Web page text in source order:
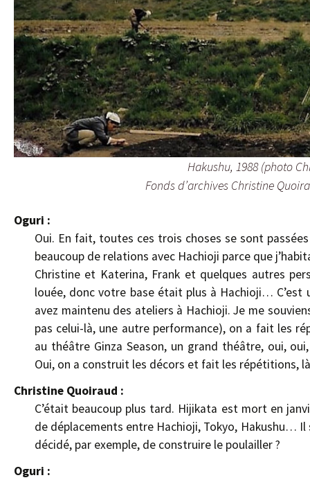
Hakushu, 1988 (photo
Fonds d’archives Christine
Oguri :
Oui. En fait, toutes ces trois choses se sont
beaucoup de relations avec Hachioji parce que
Christine et Katerina, Frank et quelques autres
louée, donc votre base était plus à Hachioji…
avez maintenu des ateliers à Hachioji. Je me
pas celui-là, une autre performance), on a fait les
au théâtre Ginza Season, un grand théâtre, oui,
Oui, on a construit les décors et fait les répétitions,
Christine Quoiraud :
C’était beaucoup plus tard. Hijikata est mort en
de déplacements entre Hachioji, Tokyo, Hakushu…
décidé, par exemple, de construire le poulailler ?
Oguri :